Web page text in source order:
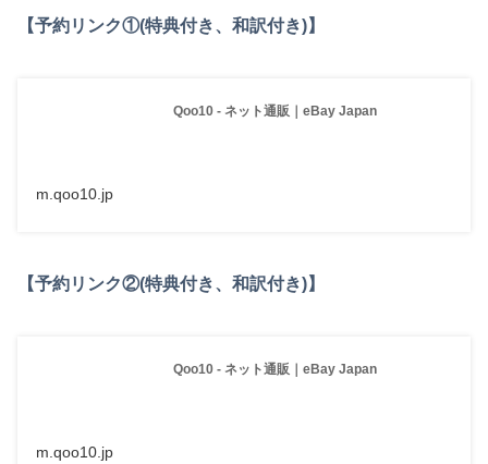
【予約リンク①(特典付き、和訳付き)】
Qoo10 - ネット通販｜eBay Japan
m.qoo10.jp
【予約リンク②(特典付き、和訳付き)】
Qoo10 - ネット通販｜eBay Japan
m.qoo10.jp